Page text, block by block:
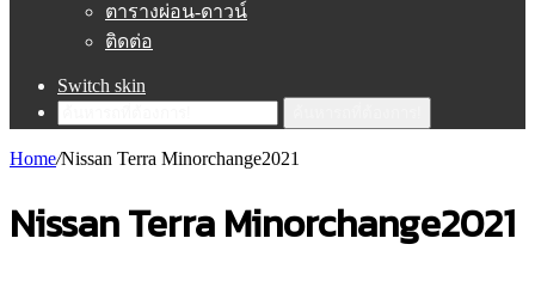
ตารางผ่อน-ดาวน์
ติดต่อ
Switch skin
Home/Nissan Terra Minorchange2021
Nissan Terra Minorchange2021